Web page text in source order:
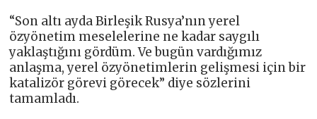
“Son altı ayda Birleşik Rusya’nın yerel
özyönetim meselelerine ne kadar saygılı
yaklaştığını gördüm. Ve bugün vardığımız
anlaşma, yerel özyönetimlerin gelişmesi için bir
katalizör görevi görecek” diye sözlerini
tamamladı.